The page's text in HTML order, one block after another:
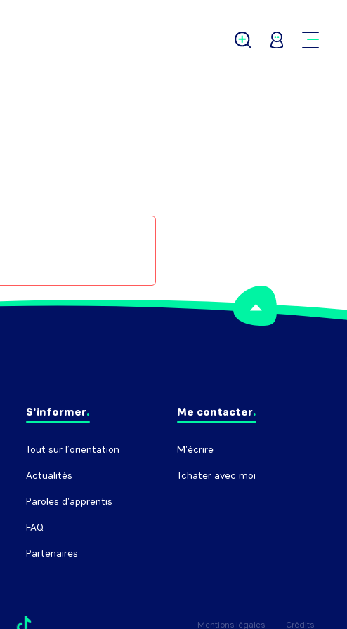
S’informer
Tout sur l’orientation
Actualités
Paroles d'apprentis
FAQ
Partenaires
Me contacter
M'écrire
Tchater avec moi
Mentions légales Crédits